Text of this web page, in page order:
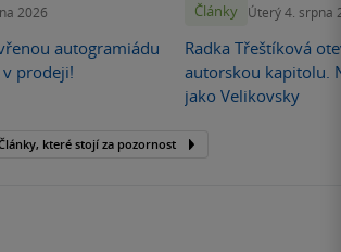
2026
autogramiádu
prodeji!
Články Úterý 4. srpna
Radka Třeštíková
autorskou kapitolu.
jako Velikovsky
které stojí za pozornost